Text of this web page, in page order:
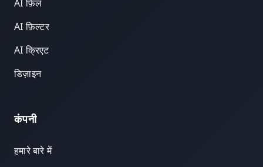
AI फ़िल
AI फ़िल्टर
AI क्रिएट
डिज़ाइन
कंपनी
हमारे बारे में